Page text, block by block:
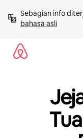
langsung
lihat
konten
Sebagian info
bahasa asli